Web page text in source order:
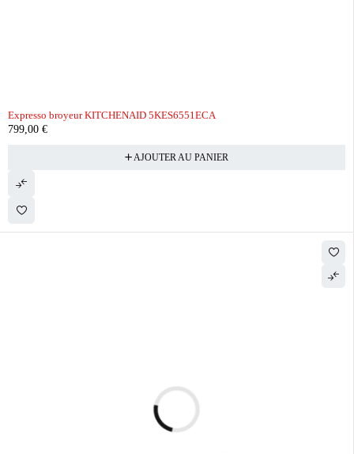
Expresso broyeur KITCHENAID 5KES6551ECA
799,00 €
AJOUTER AU PANIER